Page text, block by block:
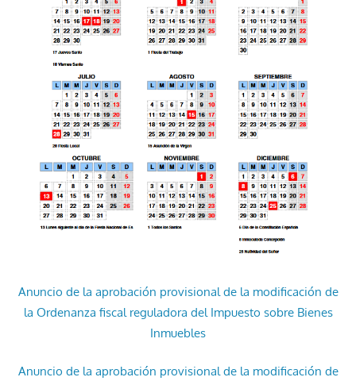
Anuncio de la aprobación provisional de la modificación de
la Ordenanza fiscal reguladora del Impuesto sobre Bienes
Inmuebles
Anuncio de la aprobación provisional de la modificación de